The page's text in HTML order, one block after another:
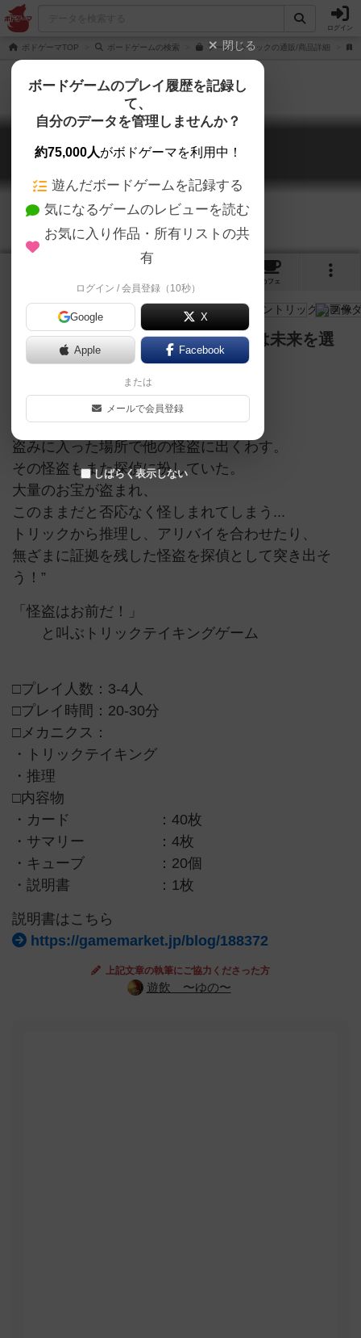
ログイン
ボドゲーマTOP ボードゲームの検索 フーダントリックの通販/商品詳細
フーダントリック
Who done trick
カフェ
紐解かれたトリックを前にあなたは未来を選
ぶ
”探偵に変装した私は、
盗みに入った場所で他の怪盗に出くわす。
その怪盗もまた探偵に扮していた。
大量のお宝が盗まれ、
このままだと否応なく怪しまれてしまう...
トリックから推理し、アリバイを合わせたり、
無ざまに証拠を残した怪盗を探偵として突き出そ
う！”
「怪盗はお前だ！」
と叫ぶトリックテイキングゲーム
□プレイ人数：3-4人
□プレイ時間：20-30分
□メカニクス：
・トリックテイキング
・推理
□内容物
・カード ：40枚
・サマリー ：4枚
・キューブ ：20個
・説明書 ：1枚
説明書はこちら
https://gamemarket.jp/blog/188372
上記文章の執筆にご協力くださった方
遊飲 〜ゆの〜
閉じる
ボードゲームのプレイ履歴を記録し
て、
自分のデータを管理しませんか？
約75,000人がボドゲーマを利用中！
遊んだボードゲームを記録する
気になるゲームのレビューを読む
お気に入り作品・所有リストの共
有
ログイン / 会員登録（10秒）
Google X
Apple Facebook
または
メールで会員登録
しばらく表示しない